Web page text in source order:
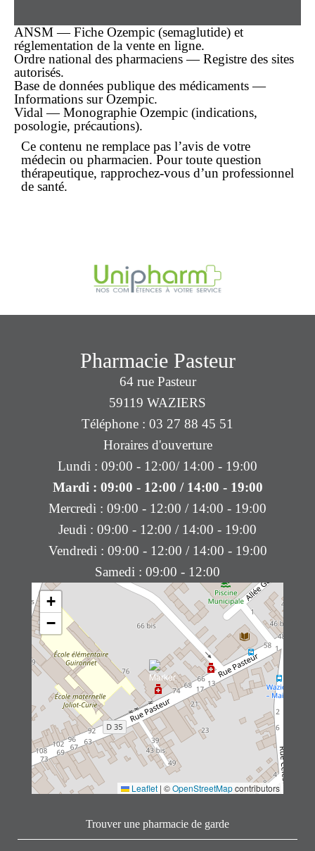
ANSM — Fiche Ozempic (semaglutide) et
réglementation de la vente en ligne.
Ordre national des pharmaciens — Registre des sites
autorisés.
Base de données publique des médicaments —
Informations sur Ozempic.
Vidal — Monographie Ozempic (indications,
posologie, précautions).
Ce contenu ne remplace pas l’avis de votre
médecin ou pharmacien. Pour toute question
thérapeutique, rapprochez-vous d’un professionnel
de santé.
+
−
Leaflet | ©OpenStreetMapcontributors
Trouver une pharmacie de garde
Pharmacie Pasteur
64 rue Pasteur
59119 WAZIERS
Téléphone : 03 27 88 45 51
Horaires d'ouverture
Lundi : 09:00 - 12:00/ 14:00 - 19:00
Mardi : 09:00 - 12:00 / 14:00 - 19:00
Mercredi : 09:00 - 12:00 / 14:00 - 19:00
Jeudi : 09:00 - 12:00 / 14:00 - 19:00
Vendredi : 09:00 - 12:00 / 14:00 - 19:00
Samedi : 09:00 - 12:00